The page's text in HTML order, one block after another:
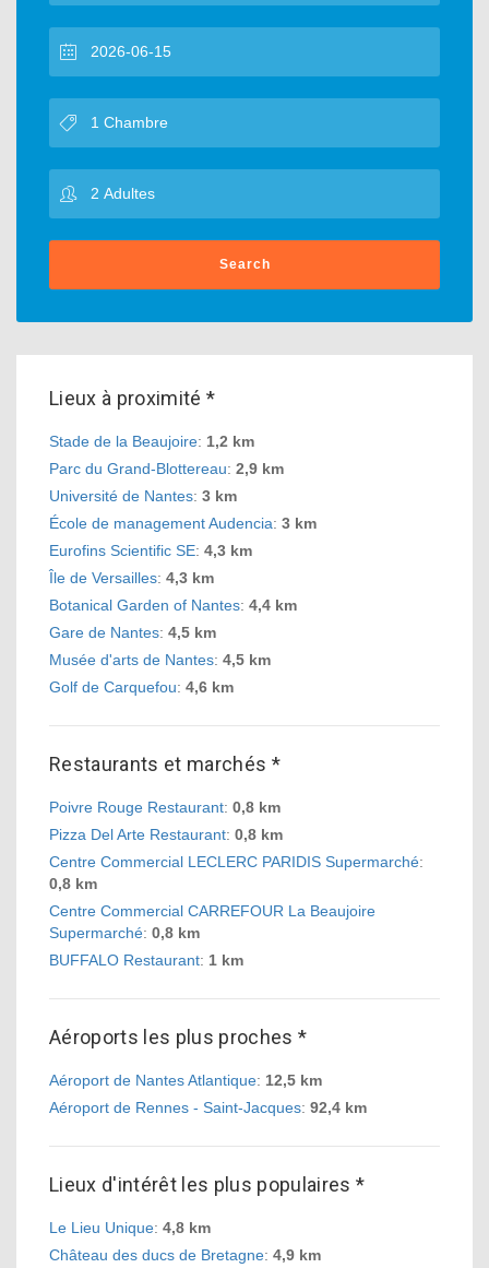
Search
Lieux à proximité *
Stade de la Beaujoire: 1,2 km
Parc du Grand-Blottereau: 2,9 km
Université de Nantes: 3 km
École de management Audencia: 3 km
Eurofins Scientific SE: 4,3 km
Île de Versailles: 4,3 km
Botanical Garden of Nantes: 4,4 km
Gare de Nantes: 4,5 km
Musée d'arts de Nantes: 4,5 km
Golf de Carquefou: 4,6 km
Restaurants et marchés *
Poivre Rouge Restaurant: 0,8 km
Pizza Del Arte Restaurant: 0,8 km
Centre Commercial LECLERC PARIDIS Supermarché:
0,8 km
Centre Commercial CARREFOUR La Beaujoire
Supermarché: 0,8 km
BUFFALO Restaurant: 1 km
Aéroports les plus proches *
Aéroport de Nantes Atlantique: 12,5 km
Aéroport de Rennes - Saint-Jacques: 92,4 km
Lieux d'intérêt les plus populaires *
Le Lieu Unique: 4,8 km
Château des ducs de Bretagne: 4,9 km